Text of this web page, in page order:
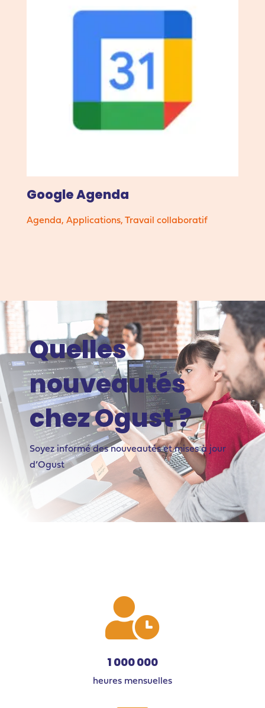
Google Agenda
Agenda, Applications, Travail collaboratif
Quelles
nouveautés
chez Ogust ?
Soyez informé des nouveautés et mises à jour
d’Ogust

1 000 000
heures mensuelles